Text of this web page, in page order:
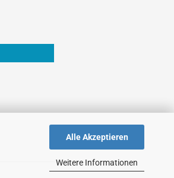
Alle Akzeptieren
Weitere Informationen